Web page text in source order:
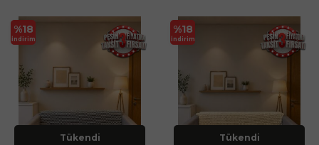
%18
İndirim
Tükendi
%18
İndirim
Tükendi